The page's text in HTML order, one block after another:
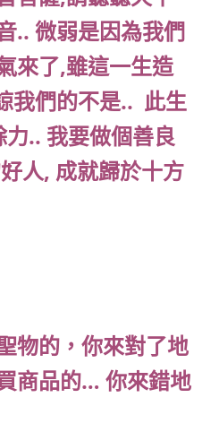
.. 微弱是因為我們
來了,雖這一生造
我們的不是.. 此生
.. 我要做個善良
人, 成就歸於十方
物的，你來對了地
商品的… 你來錯地